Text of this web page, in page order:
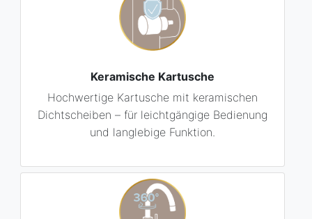
Keramische Kartusche
Hochwertige Kartusche mit keramischen
Dichtscheiben – für leichtgängige Bedienung
und langlebige Funktion.